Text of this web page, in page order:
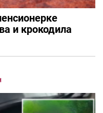
и крокодила